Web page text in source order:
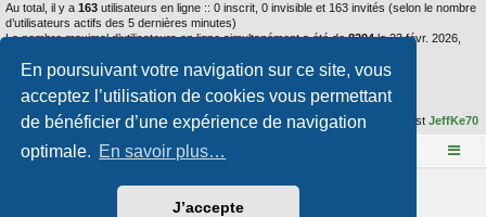
En poursuivant votre navigation sur ce site, vous
acceptez l’utilisation de cookies vous permettant
de bénéficier d’une expérience de navigation
optimale. En savoir plus…
J’accepte
Au total, il y a 163 utilisateurs en ligne :: 0 inscrit, 0 invisible et 163 invités (selon le nombre
d’utilisateurs actifs des 5 dernières minutes)
Le nombre maximal d’utilisateurs en ligne simultanément a été de8204le 23 févr. 2026,
Statistiques
34071messages •2969 sujets •70membres • Notre membre le plus récent est JeffKe70
Le site Mange des fleurs Accueil du forum
Développé parphpBB® Forum Software © phpBB Limited
Style parArty- phpBB 3.3 par MrGaby